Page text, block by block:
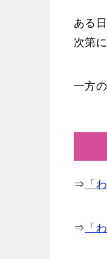
ある
次第
一方
⇒ 「
⇒ 「